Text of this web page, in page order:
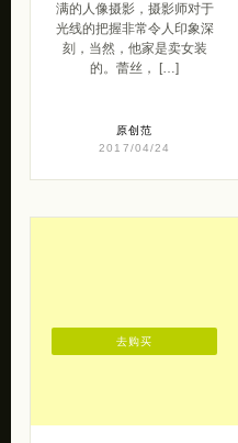
满的人像摄影，摄影师对于
光线的把握非常令人印象深
刻，当然，他家是卖女装
的。蕾丝， […]
原创范
2017/04/24
去购买